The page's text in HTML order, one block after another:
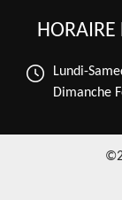
HORAIRE
Lundi-
Dimanche